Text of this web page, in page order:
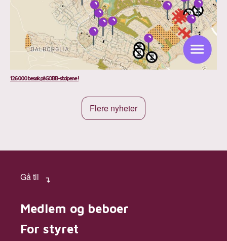
126 000 besøk på GOBB-stolpene !
Flere nyheter
Gå til
Medlem og beboer
For styret